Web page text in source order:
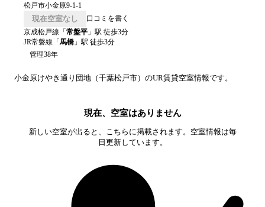
松戸市小金原9-1-1
現在空室なし
口コミを書く
京成松戸線 「常盤平 」駅 徒歩3分
JR常磐線 「馬橋 」駅 徒歩3分
管理38年
小金原けやき通り 団地（千葉松戸市）のUR賃貸空室情報です。
現在、空室はありません
新しい空室が出ると、こちらに掲載されます。空室情報は毎
日更新しています。